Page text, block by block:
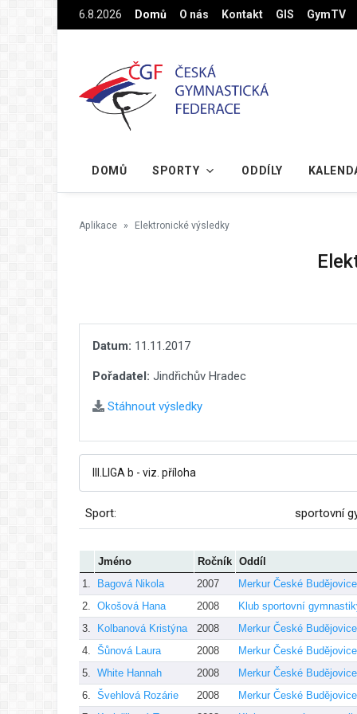
Na hlavní obsah6.8.2026 Domů O nás Kontakt GIS GymTV
DOMŮ SPORTY ODDÍLY
Aplikace Elektronické výsledky
Datum: 11.11.2017
Pořadatel: Jindřichův Hradec
Stáhnout výsledky
Sport: sportovní
Jméno Ročník Oddíl
1.
Bagová Nikola 2007
Merkur České Budějovice
2.
Okošová Hana 2008
Klub sportovní
3.
Kolbanová Kristýna 2008
Merkur České Budějovice
4.
Šůnová Laura 2008
Merkur České Budějovice
5.
White Hannah 2008
Merkur České Budějovice
6.
Švehlová Rozárie 2008
Merkur České Budějovice